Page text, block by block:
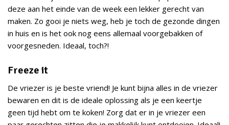
deze aan het einde van de week een lekker gerecht van
maken. Zo gooi je niets weg, heb je toch de gezonde dingen
in huis en is het ook nog eens allemaal voorgebakken of
voorgesneden. Ideaal, toch?!
Freeze it
De vriezer is je beste vriend! Je kunt bijna alles in de vriezer
bewaren en dit is de ideale oplossing als je een keertje
geen tijd hebt om te koken! Zorg dat er in je vriezer een